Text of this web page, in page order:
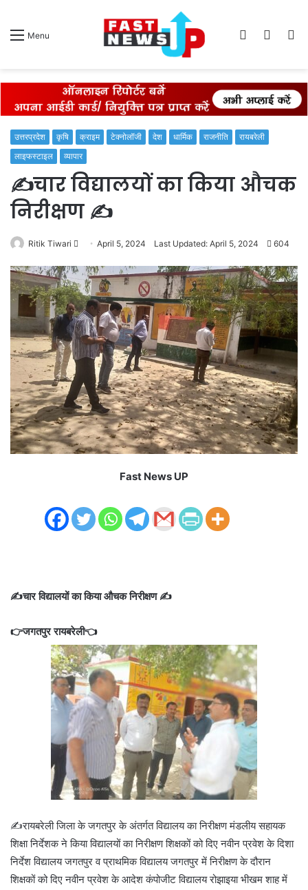
Menu
Switch
Log
उत्तरप्रदेश कृषि क्राइम टेक्नोलॉजी देश धार्मिक राजनीति
रायबरेली
लाइफस्टाइल
व्यापार
✍️चार विद्यालयों का किया औचक
निरीक्षण ✍️
Ritik Tiwari
Send
email
April 5, 2024 Last Updated: April 5, 2024 604
Fast News UP
✍️चार विद्यालयों का किया औचक निरीक्षण ✍️
👉जगतपुर रायबरेली👈
✍️रायबरेली जिला के जगतपुर के अंतर्गत विद्यालय का निरीक्षण मंडलीय सहायक
शिक्षा निर्देशक ने किया विद्यालयों का निरीक्षण शिक्षकों को दिए नवीन प्रवेश के दिशा
निर्देश विद्यालय जगतपुर व प्राथमिक विद्यालय जगतपुर में निरीक्षण के दौरान
शिक्षकों को दिए नवीन प्रवेश के आदेश कंपोजीट विद्यालय रोझाइया भीखम शाह में